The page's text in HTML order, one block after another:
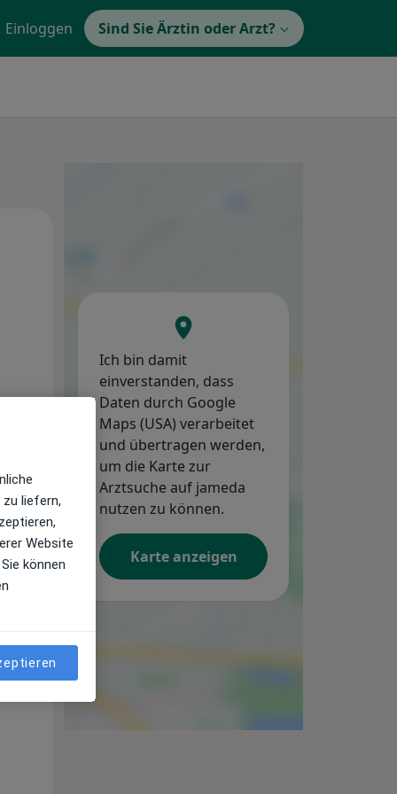
Einloggen Sind Sie Ärztin oder Arzt?
Fr,
14 Aug
Sa,
15 Aug
Do,
Ich bin damit
einverstanden, dass
Daten durch Google
Maps (USA) verarbeitet
und übertragen werden,
um die Karte zur
Arztsuche auf jameda
nutzen zu können.
Karte anzeigen
liefern,
Website
können